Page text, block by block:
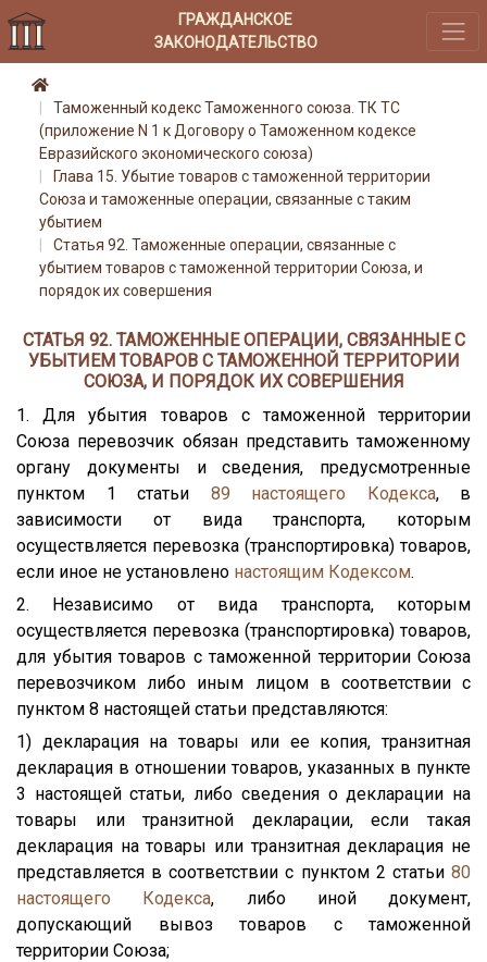
ГРАЖДАНСКОЕ
ЗАКОНОДАТЕЛЬСТВО
Таможенный кодекс Таможенного союза. ТК ТС
(приложение N 1 к Договору о Таможенном кодексе
Евразийского экономического союза)
Глава 15. Убытие товаров с таможенной территории
Союза и таможенные операции, связанные с таким
убытием
Статья 92. Таможенные операции, связанные с
убытием товаров с таможенной территории Союза, и
порядок их совершения
СТАТЬЯ 92. ТАМОЖЕННЫЕ ОПЕРАЦИИ, СВЯЗАННЫЕ С
УБЫТИЕМ ТОВАРОВ С ТАМОЖЕННОЙ ТЕРРИТОРИИ
СОЮЗА, И ПОРЯДОК ИХ СОВЕРШЕНИЯ
1. Для убытия товаров с таможенной территории
Союза перевозчик обязан представить таможенному
органу документы и сведения, предусмотренные
пунктом 1 статьи 89 настоящего Кодекса, в
зависимости от вида транспорта, которым
осуществляется перевозка (транспортировка) товаров,
если иное не установлено настоящим Кодексом.
2. Независимо от вида транспорта, которым
осуществляется перевозка (транспортировка) товаров,
для убытия товаров с таможенной территории Союза
перевозчиком либо иным лицом в соответствии с
пунктом 8 настоящей статьи представляются:
1) декларация на товары или ее копия, транзитная
декларация в отношении товаров, указанных в пункте
3 настоящей статьи, либо сведения о декларации на
товары или транзитной декларации, если такая
декларация на товары или транзитная декларация не
представляется в соответствии с пунктом 2 статьи 80
настоящего Кодекса, либо иной документ,
допускающий вывоз товаров с таможенной
территории Союза;